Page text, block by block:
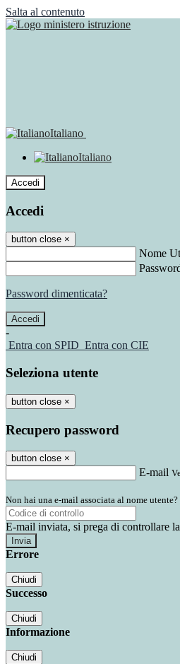
Salta al contenuto
Italiano
Italiano
Accedi
Accedi
button close ×
Nome
Password dimenticata?
-
Entra con SPID Entra con CIE
Seleziona utente
button close ×
Recupero password
button close ×
E-mail
Non hai una e-mail associata al nome
E-mail inviata, si prega di controllare
Errore
Chiudi
Successo
Chiudi
Informazione
Chiudi